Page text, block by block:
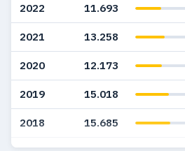
2022 11.693
2021 13.258
2020 12.173
2019 15.018
2018 15.685